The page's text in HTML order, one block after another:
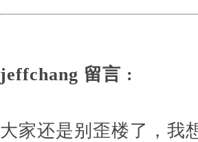
jeffchang 留言 :
大家还是别歪楼了，我